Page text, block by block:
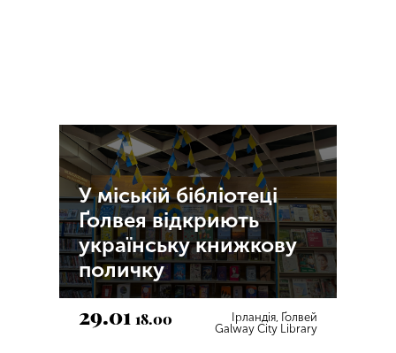
У міській бібліотеці
Ґолвея відкриють
українську книжкову
поличку
29.0118.00
Ірландія, Ґолвей
Galway City Library